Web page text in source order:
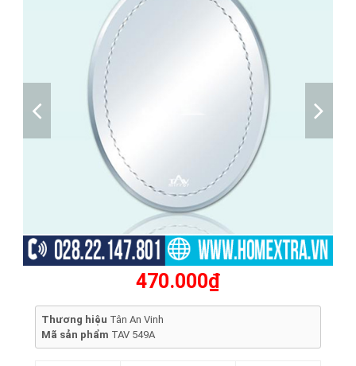
470.000₫
Thương hiệu Tân An Vinh
Mã sản phẩm TAV 549A